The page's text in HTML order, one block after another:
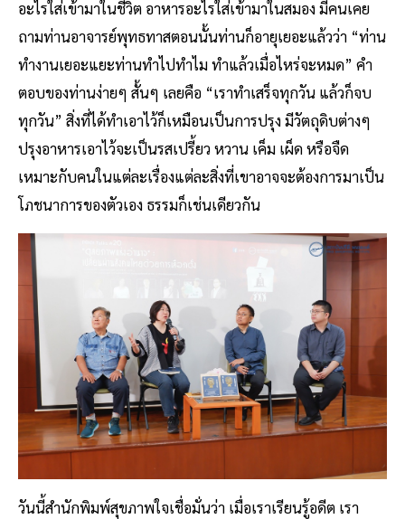
อะไรใส่เข้ามาในชีวิต อาหารอะไรใส่เข้ามาในสมอง มีคนเคย
ถามท่านอาจารย์พุทธทาสตอนนั้นท่านก็อายุเยอะแล้วว่า “ท่าน
ทำงานเยอะแยะท่านทำไปทำไม ทำแล้วเมื่อไหร่จะหมด” คำ
ตอบของท่านง่ายๆ สั้นๆ เลยคือ “เราทำเสร็จทุกวัน แล้วก็จบ
ทุกวัน” สิ่งที่ได้ทำเอาไว้ก็เหมือนเป็นการปรุง มีวัตถุดิบต่างๆ
ปรุงอาหารเอาไว้จะเป็นรสเปรี้ยว หวาน เค็ม เผ็ด หรือจืด
เหมาะกับคนในแต่ละเรื่องแต่ละสิ่งที่เขาอาจจะต้องการมาเป็น
โภชนาการของตัวเอง ธรรมก็เช่นเดียวกัน
วันนี้สำนักพิมพ์สุขภาพใจเชื่อมั่นว่า เมื่อเราเรียนรู้อดีต เรา